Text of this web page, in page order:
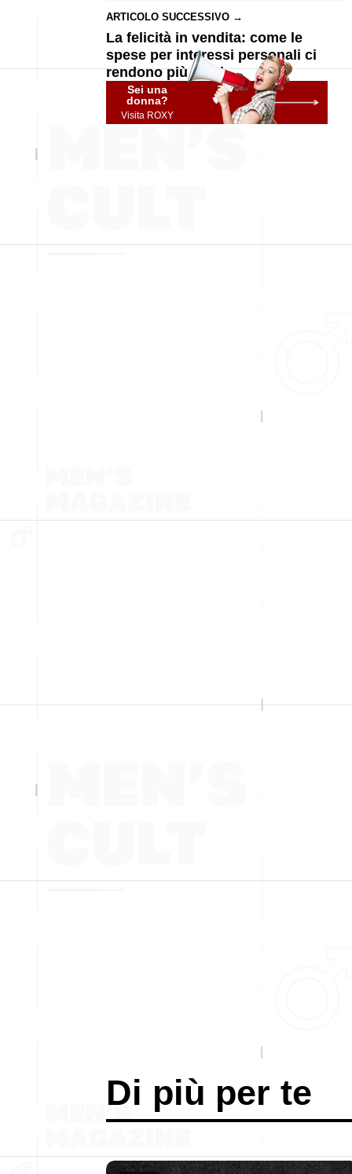
ARTICOLO SUCCESSIVO →
La felicità in vendita: come le
spese per interessi personali ci
rendono più felici
Sei una
donna?
Visita ROXY
Di più per te